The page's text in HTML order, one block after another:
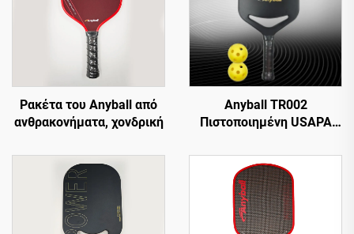
Ρακέτα του Anyball από
ανθρακονήματα, χονδρική
Anyball TR002
Πιστοποιημένη USAPA
Ρακέτα Padel Από
Άνθρακα Ρακέτα
Pickleball Υψηλής
Αντοχής Εργαλείο Για
Εκπαίδευση και